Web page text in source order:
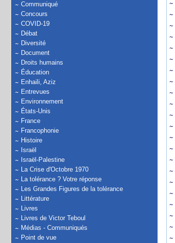
Communiqué
Concours
COVID-19
Débat
Diversité
Document
Droits humains
Éducation
Enhaili, Aziz
Entrevues
Environnement
États-Unis
France
Francophonie
Histoire
Israël
Israël-Palestine
La Crise d'Octobre 1970
La tolérance ? Votre réponse
Les Grandes Figures de la tolérance
Littérature
Livres
Livres de Victor Teboul
Médias - Communiqués
Point de vue